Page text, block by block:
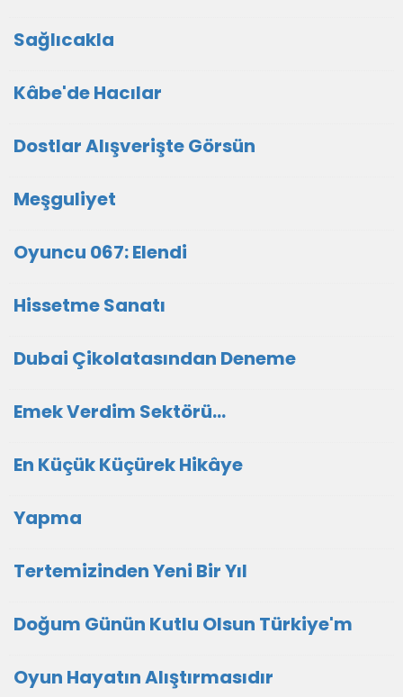
Sağlıcakla
Kâbe'de Hacılar
Dostlar Alışverişte Görsün
Meşguliyet
Oyuncu 067: Elendi
Hissetme Sanatı
Dubai Çikolatasından Deneme
Emek Verdim Sektörü...
En Küçük Küçürek Hikâye
Yapma
Tertemizinden Yeni Bir Yıl
Doğum Günün Kutlu Olsun Türkiye'm
Oyun Hayatın Alıştırmasıdır